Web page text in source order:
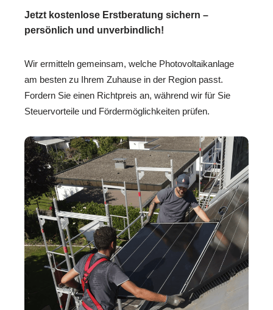
Jetzt kostenlose Erstberatung sichern –
persönlich und unverbindlich!
Wir ermitteln gemeinsam, welche Photovoltaikanlage
am besten zu Ihrem Zuhause in der Region passt.
Fordern Sie einen Richtpreis an, während wir für Sie
Steuervorteile und Fördermöglichkeiten prüfen.